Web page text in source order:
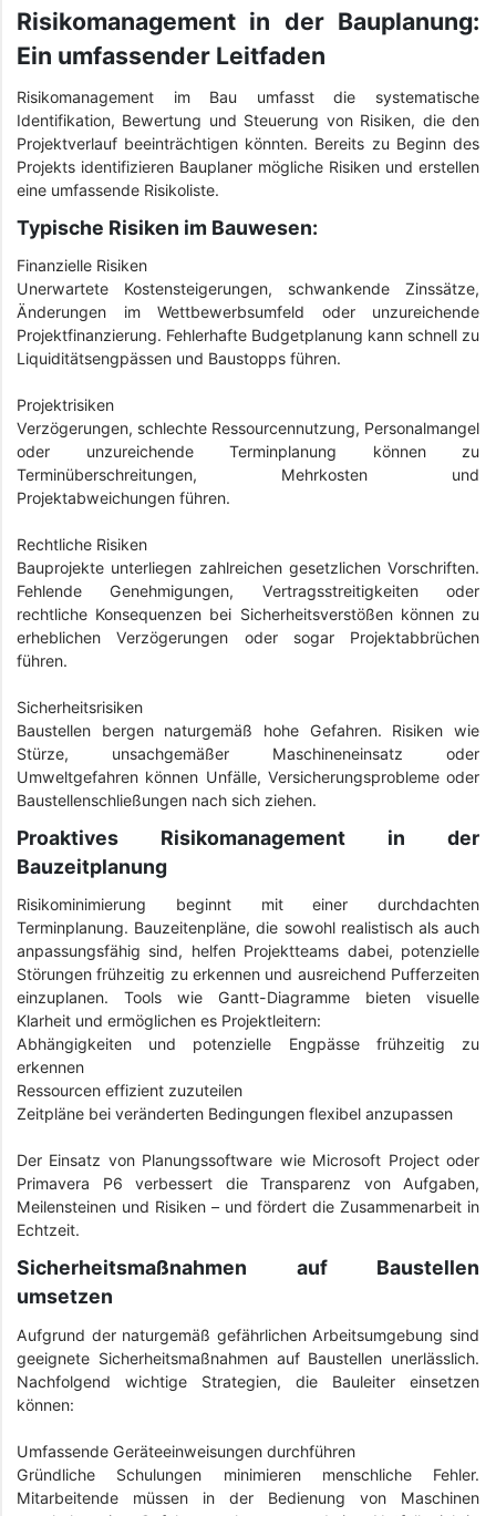
Risikomanagement in der Bauplanung:
Ein umfassender Leitfaden
Risikomanagement im Bau umfasst die systematische
Identifikation, Bewertung und Steuerung von Risiken, die den
Projektverlauf beeinträchtigen könnten. Bereits zu Beginn des
Projekts identifizieren Bauplaner mögliche Risiken und erstellen
eine umfassende Risikoliste.
Typische Risiken im Bauwesen:
Finanzielle Risiken
Unerwartete Kostensteigerungen, schwankende Zinssätze,
Änderungen im Wettbewerbsumfeld oder unzureichende
Projektfinanzierung. Fehlerhafte Budgetplanung kann schnell zu
Liquiditätsengpässen und Baustopps führen.
Projektrisiken
Verzögerungen, schlechte Ressourcennutzung, Personalmangel
oder unzureichende Terminplanung können zu
Terminüberschreitungen, Mehrkosten und
Projektabweichungen führen.
Rechtliche Risiken
Bauprojekte unterliegen zahlreichen gesetzlichen Vorschriften.
Fehlende Genehmigungen, Vertragsstreitigkeiten oder
rechtliche Konsequenzen bei Sicherheitsverstößen können zu
erheblichen Verzögerungen oder sogar Projektabbrüchen
führen.
Sicherheitsrisiken
Baustellen bergen naturgemäß hohe Gefahren. Risiken wie
Stürze, unsachgemäßer Maschineneinsatz oder
Umweltgefahren können Unfälle, Versicherungsprobleme oder
Baustellenschließungen nach sich ziehen.
Proaktives Risikomanagement in der
Bauzeitplanung
Risikominimierung beginnt mit einer durchdachten
Terminplanung. Bauzeitenpläne, die sowohl realistisch als auch
anpassungsfähig sind, helfen Projektteams dabei, potenzielle
Störungen frühzeitig zu erkennen und ausreichend Pufferzeiten
einzuplanen. Tools wie Gantt-Diagramme bieten visuelle
Klarheit und ermöglichen es Projektleitern:
Abhängigkeiten und potenzielle Engpässe frühzeitig zu
erkennen
Ressourcen effizient zuzuteilen
Zeitpläne bei veränderten Bedingungen flexibel anzupassen
Der Einsatz von Planungssoftware wie Microsoft Project oder
Primavera P6 verbessert die Transparenz von Aufgaben,
Meilensteinen und Risiken – und fördert die Zusammenarbeit in
Echtzeit.
Sicherheitsmaßnahmen auf Baustellen
umsetzen
Aufgrund der naturgemäß gefährlichen Arbeitsumgebung sind
geeignete Sicherheitsmaßnahmen auf Baustellen unerlässlich.
Nachfolgend wichtige Strategien, die Bauleiter einsetzen
können:
Umfassende Geräteeinweisungen durchführen
Gründliche Schulungen minimieren menschliche Fehler.
Mitarbeitende müssen in der Bedienung von Maschinen